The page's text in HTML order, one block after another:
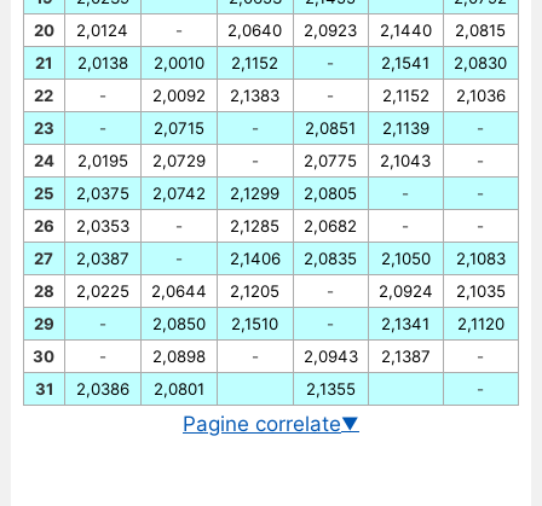
20
21
22
23
24
25
26
27
28
29
30
31
2,0124
2,0138
-
-
2,0195
2,0375
2,0353
2,0387
2,0225
-
-
2,0386
-
2,0010
2,0092
2,0715
2,0729
2,0742
-
-
2,0644
2,0850
2,0898
2,0801
2,0640
2,1152
2,1383
-
-
2,1299
2,1285
2,1406
2,1205
2,1510
-
2,0923
-
-
2,0851
2,0775
2,0805
2,0682
2,0835
-
-
2,0943
2,1355
2,1440
2,1541
2,1152
2,1139
2,1043
-
-
2,1050
2,0924
2,1341
2,1387
2,0815
2,0830
2,1036
-
-
-
-
2,1083
2,1035
2,1120
-
-
Pagine correlate▼